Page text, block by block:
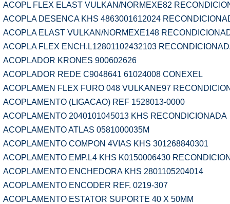
ACOPL FLEX ELAST VULKAN/NORMEXE82
ACOPLA DESENCA KHS 4863001612024
ACOPLA ELAST VULKAN/NORMEXE148
ACOPLA FLEX ENCH.L12801102432103
ACOPLADOR KRONES 900602626
ACOPLADOR REDE C9048641 61024008 CONEXEL
ACOPLAMEN FLEX FURO 048 VULKANE97
ACOPLAMENTO (LIGACAO) REF 1528013-0000
ACOPLAMENTO 2040101045013 KHS RECONDICIONADA
ACOPLAMENTO ATLAS 0581000035M
ACOPLAMENTO COMPON 4VIAS KHS 301268840301
ACOPLAMENTO EMP.L4 KHS K0150006430
ACOPLAMENTO ENCHEDORA KHS 2801105204014
ACOPLAMENTO ENCODER REF. 0219-307
ACOPLAMENTO ESTATOR SUPORTE 40 X 50MM